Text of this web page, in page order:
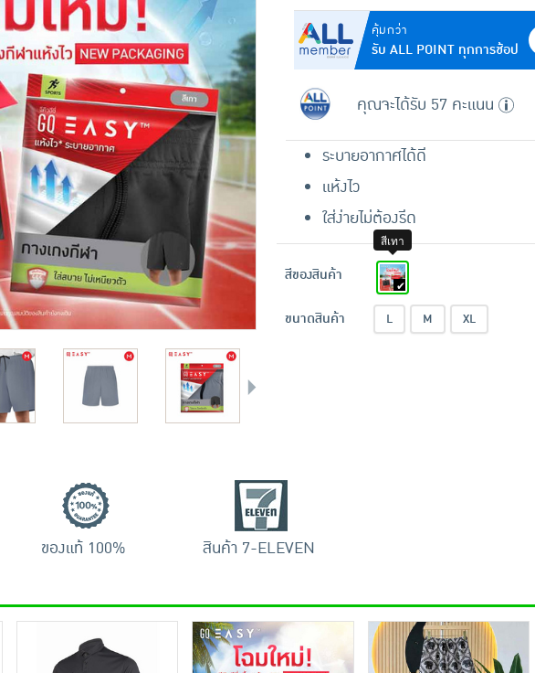
คุ้มกว่า
รับ ALL POINT ทุกการช้อป
คุณจะได้รับ 57 คะแนน
ระบายอากาศได้ดี
แห้งไว
ใส่ง่ายไม่ต้องรีด
สีของสินค้า
สีเทา
ขนาดสินค้า L M XL
ของแท้ 100% สินค้า 7-ELEVEN